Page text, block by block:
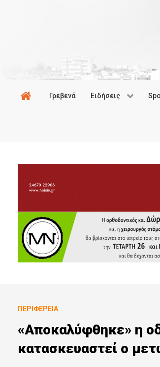
Γρεβενά Ειδήσεις
ΠΕΡΙΦΈΡΕΙΑ
«Aποκαλύφθηκε» η
κατασκευαστεί ο